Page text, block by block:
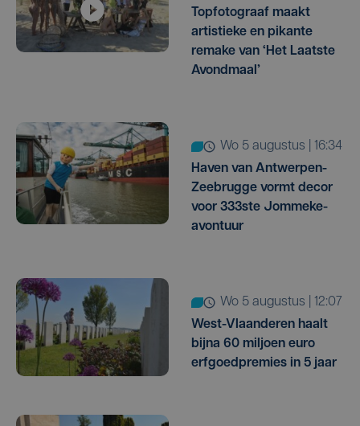
Topfotograaf maakt
artistieke en pikante
remake van ‘Het Laatste
Avondmaal’
wo 5 augustus | 16:34
Haven van Antwerpen-
Zeebrugge vormt decor
voor 333ste Jommeke-
avontuur
wo 5 augustus | 12:07
West-Vlaanderen haalt
bijna 60 miljoen euro
erfgoedpremies in 5 jaar